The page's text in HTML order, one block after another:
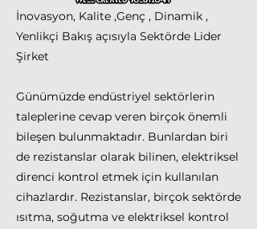
İnovasyon, Kalite ,Genç , Dinamik ,
Yenlikçi Bakış açısıyla Sektörde Lider
Şirket
Günümüzde endüstriyel sektörlerin
taleplerine cevap veren birçok önemli
bileşen bulunmaktadır. Bunlardan biri
de rezistanslar olarak bilinen, elektriksel
direnci kontrol etmek için kullanılan
cihazlardır. Rezistanslar, birçok sektörde
ısıtma, soğutma ve elektriksel kontrol